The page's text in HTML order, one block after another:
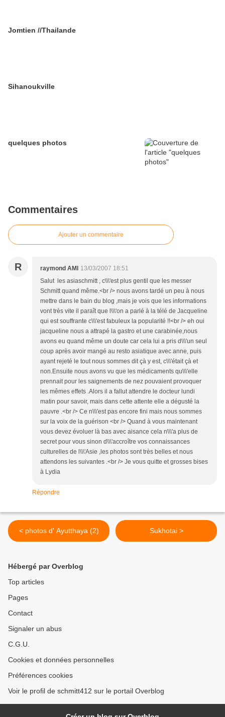
Jomtien //Thailande
Sihanoukville
quelques photos
Commentaires
Ajouter un commentaire
R raymond AMI
13/03/2007 18:51
Salut les asiaschmitt , c\\\'est plus gentil que les messer
Schmitt quand même.<br /> nous avons tardé un peu à nous
mettre dans le bain du blog ,mais je vois que les informations
vont très vite il paraît que l\\\'on a parlé à la télé de Jacqueline
qui est souffrante c\\\'est fabuleux la popularité !!<br /> eh oui
jacqueline nous a attrapé la gastro et une carabinée,nous
avons eu quand même un doute car cela lui a pris d\\\'un seul
coup après avoir mangé au resto asiatique avec anne, puis
ayant rejeté le tout nous sommes dit çà y est, c\\\'était çà et
non.Ensuite nous avons vu que les médicaments qu\\\'elle
prennait pour les saignements de nez pouvaient provoquer
les mêmes effets .Alors il a fallut attendre le docteur lundi
matin pour savoir, mais dans cette attente elle a dégusté la
pauvre .<br /> Ce n\\\'est pas encore fini mais nous sommes
sur la voix de la guérison <br /> Quand à vous maintenant
vous devez évoluer là bas avec aisance cela n\\\'a plus de
secret pour vous sinon d\\\'accroître vos connaissances
culturelles de l\\\'Asie ,les photos sont très belles et nous
attendons les suivantes .<br /> Je vous quitte et grosses bises
à Lydia
Répondre
< photos d' Ayutthaya (2) Sukhotai >
Hébergé par Overblog
Top articles
Pages
Contact
Signaler un abus
C.G.U.
Cookies et données personnelles
Préférences cookies
Voir le profil de schmitt412 sur le portail Overblog